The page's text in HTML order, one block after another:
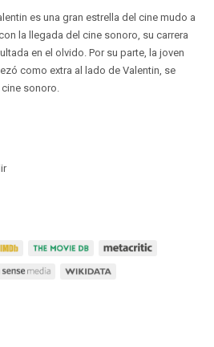
es una gran estrella del cine mudo a
la llegada del cine sonoro, su carrera
en el olvido. Por su parte, la joven
como extra al lado de Valentin, se
cine sonoro.